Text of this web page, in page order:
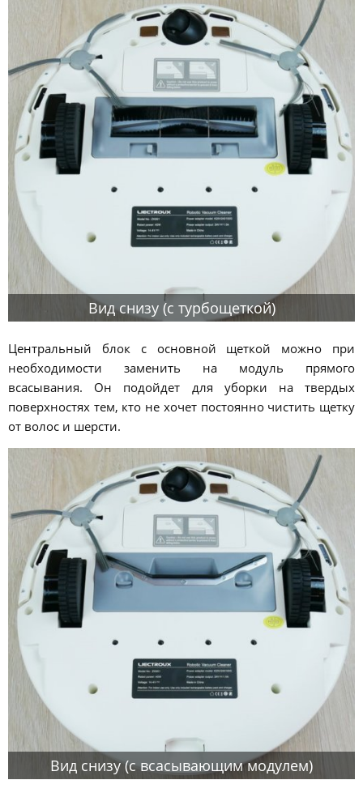
Вид снизу (с турбощеткой)
Центральный блок с основной щеткой можно при
необходимости заменить на модуль прямого
всасывания. Он подойдет для уборки на твердых
поверхностях тем, кто не хочет постоянно чистить щетку
от волос и шерсти.
Вид снизу (с всасывающим модулем)